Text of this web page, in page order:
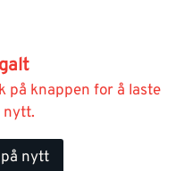
på knappen for å laste
nytt.
nytt